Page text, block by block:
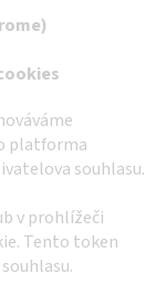
platforma
souhlasu.
v prohlížeči
Tento token